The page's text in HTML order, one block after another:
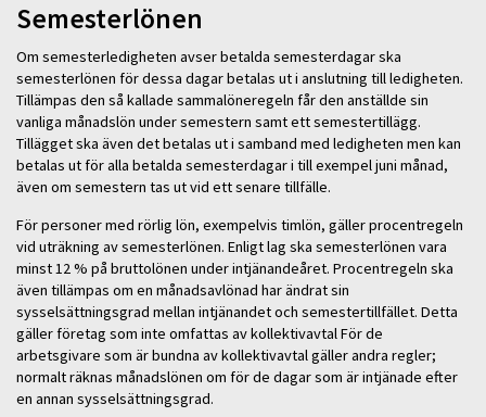
Semesterlönen
Om semesterledigheten avser betalda semesterdagar ska
semesterlönen för dessa dagar betalas ut i anslutning till ledigheten.
Tillämpas den så kallade sammalöneregeln får den anställde sin
vanliga månadslön under semestern samt ett semestertillägg.
Tillägget ska även det betalas ut i samband med ledigheten men kan
betalas ut för alla betalda semesterdagar i till exempel juni månad,
även om semestern tas ut vid ett senare tillfälle.
För personer med rörlig lön, exempelvis timlön, gäller procentregeln
vid uträkning av semesterlönen. Enligt lag ska semesterlönen vara
minst 12 % på bruttolönen under intjänandeåret. Procentregeln ska
även tillämpas om en månadsavlönad har ändrat sin
sysselsättningsgrad mellan intjänandet och semestertillfället. Detta
gäller företag som inte omfattas av kollektivavtal För de
arbetsgivare som är bundna av kollektivavtal gäller andra regler;
normalt räknas månadslönen om för de dagar som är intjänade efter
en annan sysselsättningsgrad.